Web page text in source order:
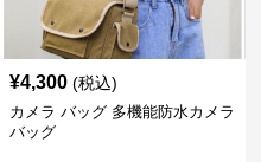
¥4,300 (税込)
カメラ バッグ 多機能防水カメラ
バッグ